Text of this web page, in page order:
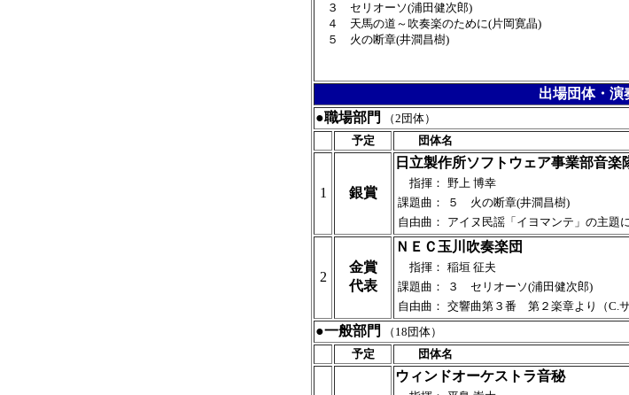
３ セリオーソ(浦田健次郎)
４ 天馬の道～吹奏楽のために(片岡寛晶)
５ 火の断章(井澗昌樹)
出場団体・演
●職場部門
（2団体）
予定
団体名
1 銀賞
日立製作所ソフトウェア事業部音楽
指揮： 野上 博幸
課題曲：
５ 火の断章(井澗昌樹)
自由曲：
アイヌ民謡「イヨマンテ」の主題
2
金賞
代表
ＮＥＣ玉川吹奏楽団
指揮： 稲垣 征夫
課題曲：
３ セリオーソ(浦田健次郎)
自由曲： 交響曲第３番 第２楽章より（C.サ
●一般部門
（18団体）
予定
団体名
ウィンドオーケストラ音秘